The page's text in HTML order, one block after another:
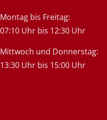
Montag bis Freitag:
07:10 Uhr bis 12:30 Uhr
Mittwoch und Donnerstag:
13:30 Uhr bis 15:00 Uhr